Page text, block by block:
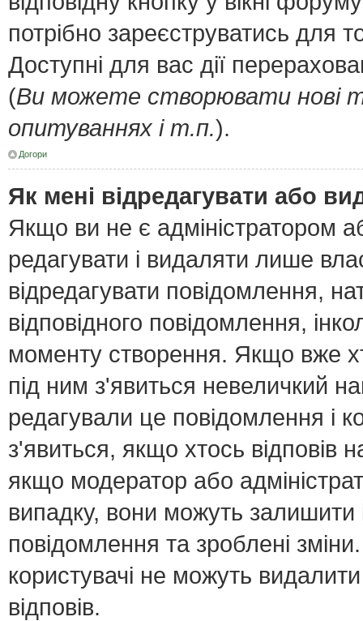
потрібно зареєструватись для
Доступні для вас дії
(Ви можете створювати нові
опитуваннях і т.п.).
Догори
Як мені відредагувати або
Якщо ви не є адміністратором
редагувати і видаляти лише
відредагувати повідомлення,
відповідного повідомлення,
моменту створення. Якщо вже
під ним з'явиться невеличкий
редагували це повідомлення і
з'явиться, якщо хтось відповів
якщо модератор або
випадку, вони можуть
повідомлення та зроблені
користувачі не можуть
відповів.